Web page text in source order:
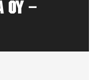
OY –